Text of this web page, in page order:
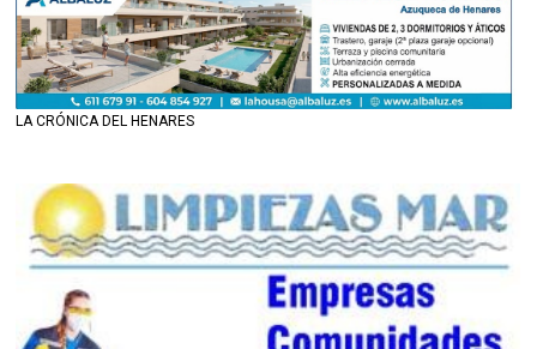
LA CRÓNICA DEL HENARES